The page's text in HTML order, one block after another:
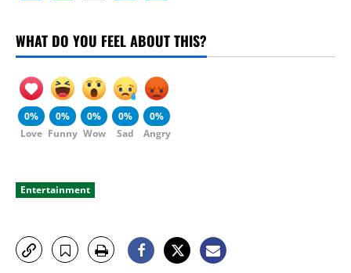
WHAT DO YOU FEEL ABOUT THIS?
0%
Love
0%
Funny
0%
Wow
0%
Sad
0%
Angry
Entertainment